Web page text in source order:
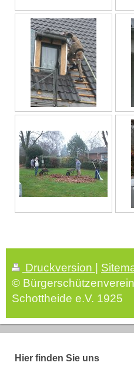
Druckversion |
© Bürgerschützenverein
Schottheide e.V. 1925
Hier finden Sie uns